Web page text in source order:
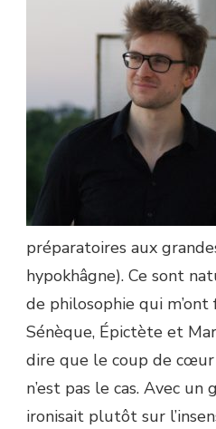
préparatoires aux
hypokhâgne). Ce sont
de philosophie qui
Sénèque, Épictète et
dire que le coup de
n’est pas le cas. Avec un
ironisait plutôt sur